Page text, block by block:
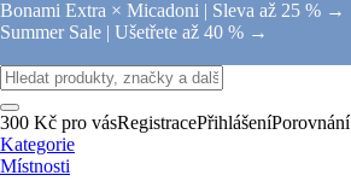
Bonami Extra × Micadoni | Sleva až 25 % →
Summer Sale | Ušetřete až 40 % →
300 Kč pro vásRegistracePřihlášeníPorovnání
Kategorie
Místnosti